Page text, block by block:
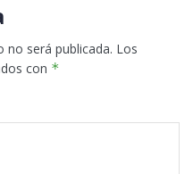
no será publicada. Los
con *